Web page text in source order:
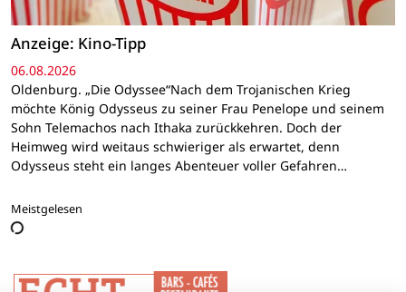
Anzeige: Kino-Tipp
06.08.2026
Oldenburg. „Die Odyssee“Nach dem Trojanischen Krieg
möchte König Odysseus zu seiner Frau Penelope und seinem
Sohn Telemachos nach Ithaka zurückkehren. Doch der
Heimweg wird weitaus schwieriger als erwartet, denn
Odysseus steht ein langes Abenteuer voller Gefahren…
Meistgelesen